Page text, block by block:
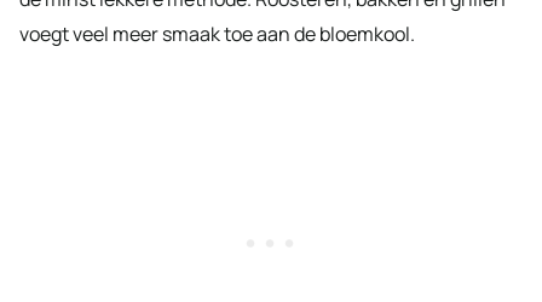
voegt veel meer smaak toe aan de bloemkool.